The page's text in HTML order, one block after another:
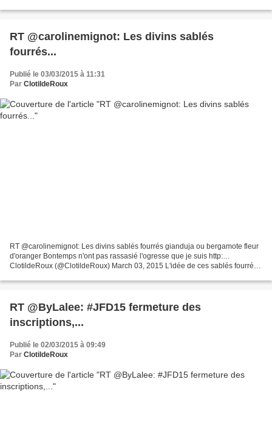
RT @carolinemignot: Les divins sablés
fourrés...
Publié le 03/03/2015 à 11:31
Par ClotildeRoux
RT @carolinemignot: Les divins sablés fourrés gianduja ou bergamote fleur
d'oranger Bontemps n'ont pas rassasié l'ogresse que je suis http:…
ClotildeRoux (@ClotildeRoux) March 03, 2015 L'idée de ces sablés fourrés
RT @ByLalee: #JFD15 fermeture des
inscriptions,...
Publié le 02/03/2015 à 09:49
Par ClotildeRoux